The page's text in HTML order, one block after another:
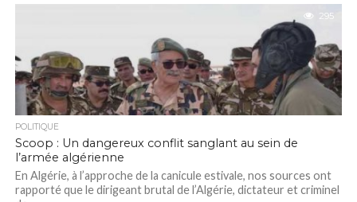
295
POLITIQUE
Scoop : Un dangereux conflit sanglant au sein de
l’armée algérienne
En Algérie, à l’approche de la canicule estivale, nos sources ont
rapporté que le dirigeant brutal de l’Algérie, dictateur et criminel